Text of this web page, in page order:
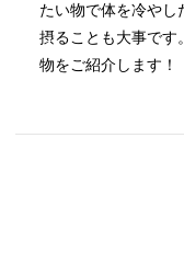
たい物で体を冷やし
摂ることも大事です
物をご紹介します！